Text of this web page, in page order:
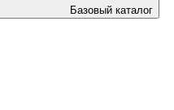
Базовый каталог